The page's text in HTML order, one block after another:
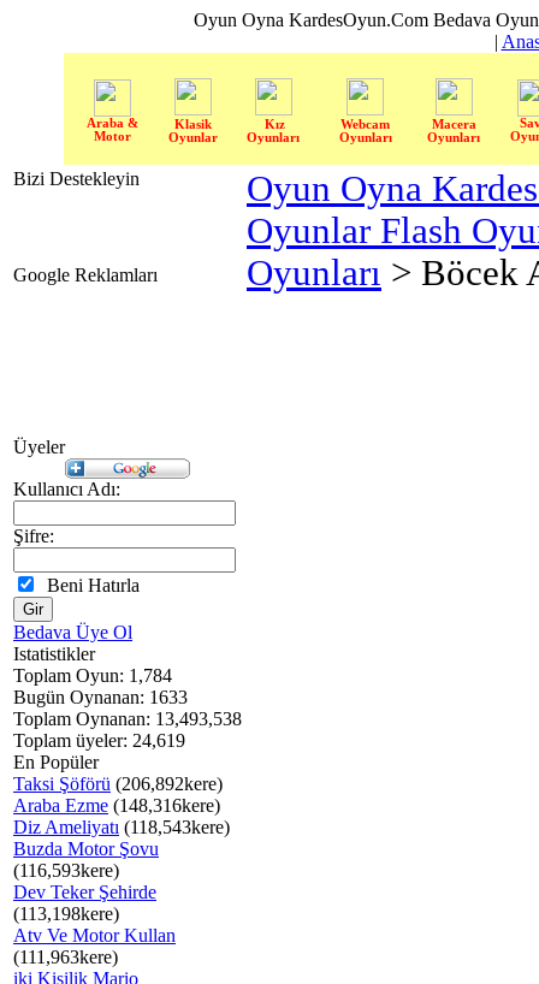
Oyun Oyna KardesOyun.Com Bedava
|
Araba &
Motor
Klasik
Oyunlar
Kız
Oyunları
Webcam
Oyunları
Macera
Oyunları
Bizi Destekleyin
Google Reklamları
Üyeler
Kullanıcı Adı:
Şifre:
Beni Hatırla
Bedava Üye Ol
Istatistikler
Toplam Oyun: 1,784
Bugün Oynanan: 1633
Toplam Oynanan: 13,493,538
Toplam üyeler: 24,619
En Popüler
Taksi Şöförü (206,892kere)
Araba Ezme (148,316kere)
Diz Ameliyatı (118,543kere)
Buzda Motor Şovu
(116,593kere)
Dev Teker Şehirde
(113,198kere)
Atv Ve Motor Kullan
(111,963kere)
iki Kisilik Mario
Oyun Oyna
Oyunlar Flash
Oyunları > Böcek